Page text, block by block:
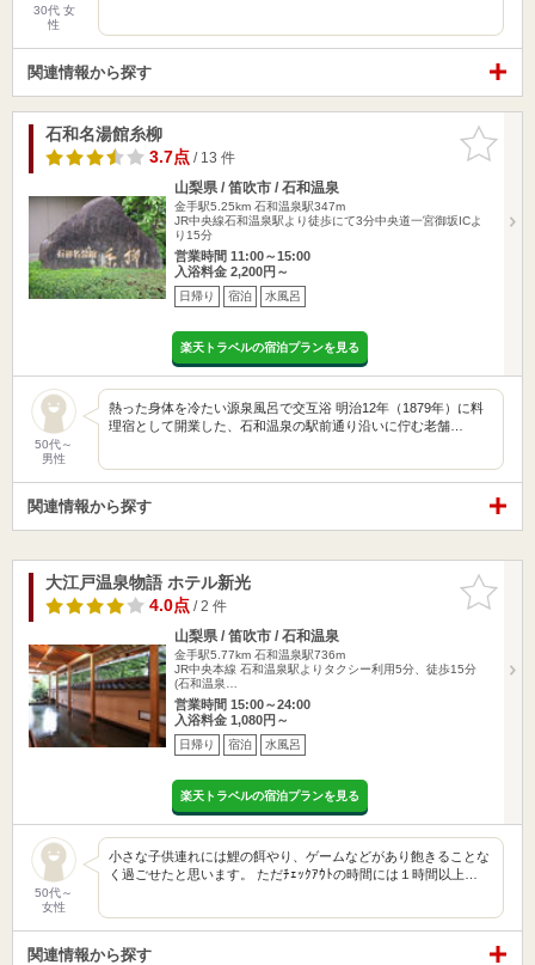
30代 女
性
関連情報から探す
お気に入
りに追加
石和名湯館糸柳
3.7点/ 13 件
山梨県 / 笛吹市 / 石和温泉
金手駅5.25km 石和温泉駅347m
JR中央線石和温泉駅より徒歩にて3分中央道一宮御坂ICよ
り15分
営業時間 11:00～15:00
入浴料金 2,200円～
日帰り 宿泊 水風呂
楽天トラベルの宿泊プランを見る
50代～
男性
熱った身体を冷たい源泉風呂で交互浴 明治12年（1879年）に料
理宿として開業した、石和温泉の駅前通り沿いに佇む老舗…
関連情報から探す
お気に入
りに追加
大江戸温泉物語 ホテル新光
4.0点/ 2 件
山梨県 / 笛吹市 / 石和温泉
金手駅5.77km 石和温泉駅736m
JR中央本線 石和温泉駅よりタクシー利用5分、徒歩15分
(石和温泉…
営業時間 15:00～24:00
入浴料金 1,080円～
日帰り 宿泊 水風呂
楽天トラベルの宿泊プランを見る
50代～
女性
小さな子供連れには鯉の餌やり、ゲームなどがあり飽きることな
く過ごせたと思います。 ただﾁｪｯｸｱｳﾄの時間には１時間以上…
関連情報から探す